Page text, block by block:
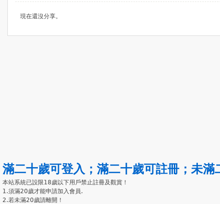
現在還沒分享。
滿二十歲可登入 ； 滿二十歲可註冊 ； 未滿
本站系統已設限18歲以下用戶禁止註冊及觀賞！
1.須滿20歲才能申請加入會員.
2.若未滿20歲請離開！